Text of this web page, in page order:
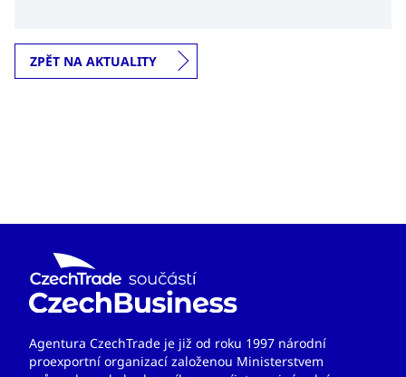
globálním kosmickém průmyslu.
ZPĚT NA AKTUALITY
Agentura CzechTrade je již od roku 1997 národní
proexportní organizací založenou Ministerstvem